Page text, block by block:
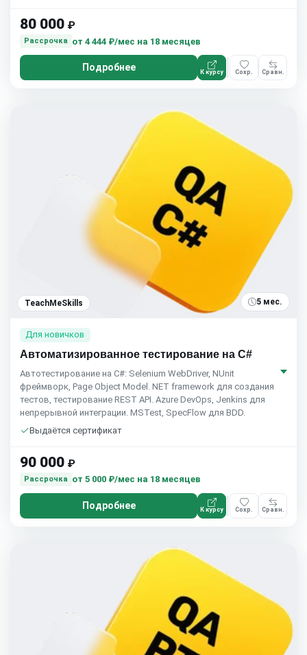
80 000 ₽
Рассрочка от 4 444 ₽/мес на 18 месяцев
Подробнее К курсу Сохр. Сравн.
TeachMeSkills 5 мес.
Для новичков
Автоматизированное тестирование на С#
Автотестирование на C#: Selenium WebDriver, NUnit
фреймворк, Page Object Model. NET framework для создания
тестов, тестирование REST API. Azure DevOps, Jenkins для
непрерывной интеграции. MSTest, SpecFlow для BDD.
Выдаётся сертификат
90 000 ₽
Рассрочка от 5 000 ₽/мес на 18 месяцев
Подробнее К курсу Сохр. Сравн.